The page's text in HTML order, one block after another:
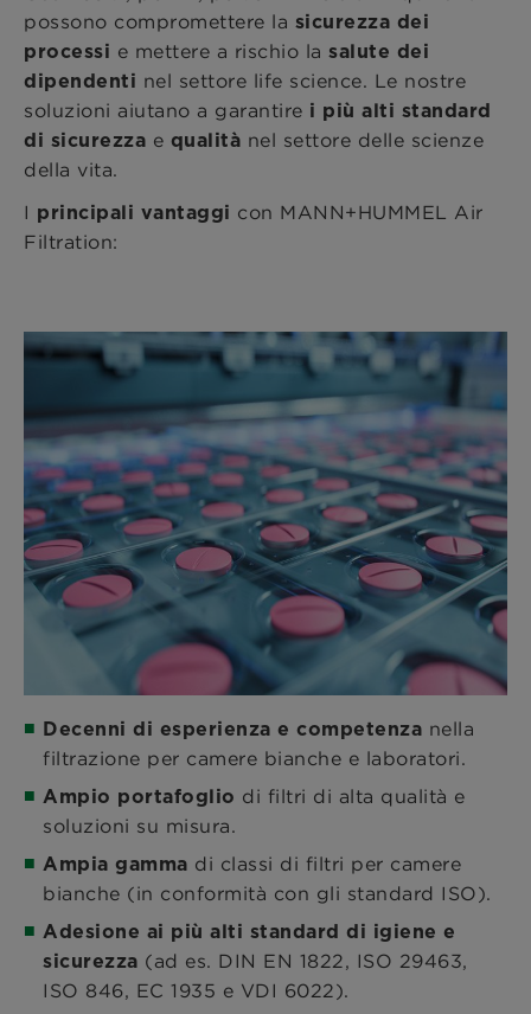
possono compromettere la sicurezza dei
processi e mettere a rischio la salute dei
dipendenti nel settore life science. Le nostre
soluzioni aiutano a garantire i più alti standard
di sicurezza e qualità nel settore delle scienze
della vita.
I principali vantaggi con MANN+HUMMEL Air
Filtration:
Decenni di esperienza e competenza nella
filtrazione per camere bianche e laboratori.
Ampio portafoglio di filtri di alta qualità e
soluzioni su misura.
Ampia gamma di classi di filtri per camere
bianche (in conformità con gli standard ISO).
Adesione ai più alti standard di igiene e
sicurezza (ad es. DIN EN 1822, ISO 29463,
ISO 846, EC 1935 e VDI 6022).